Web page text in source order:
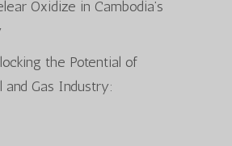
Oxidize in Cambodia’s
locking the Potential of
and Gas Industry: